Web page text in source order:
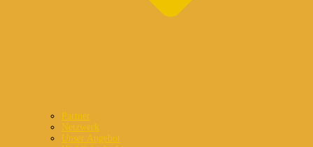
Partner
Netzwerk
Unser Angebot